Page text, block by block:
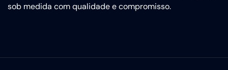
sob medida com qualidade e compromisso.